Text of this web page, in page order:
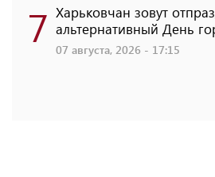
7 Харьковчан зовут
альтернативный День
07 августа, 2026 - 17:15